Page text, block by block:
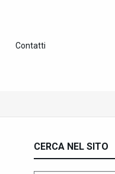
Contatti
CERCA NEL SITO